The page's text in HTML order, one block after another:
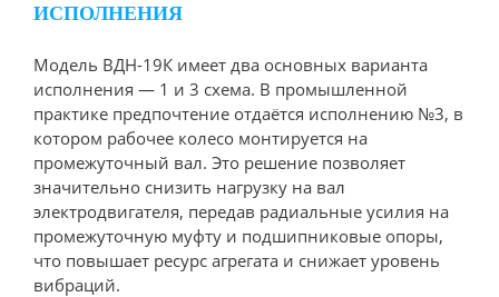
ИСПОЛНЕНИЯ
Модель ВДН-19К имеет два основных варианта
исполнения — 1 и 3 схема. В промышленной
практике предпочтение отдаётся исполнению №3, в
котором рабочее колесо монтируется на
промежуточный вал. Это решение позволяет
значительно снизить нагрузку на вал
электродвигателя, передав радиальные усилия на
промежуточную муфту и подшипниковые опоры,
что повышает ресурс агрегата и снижает уровень
вибраций.